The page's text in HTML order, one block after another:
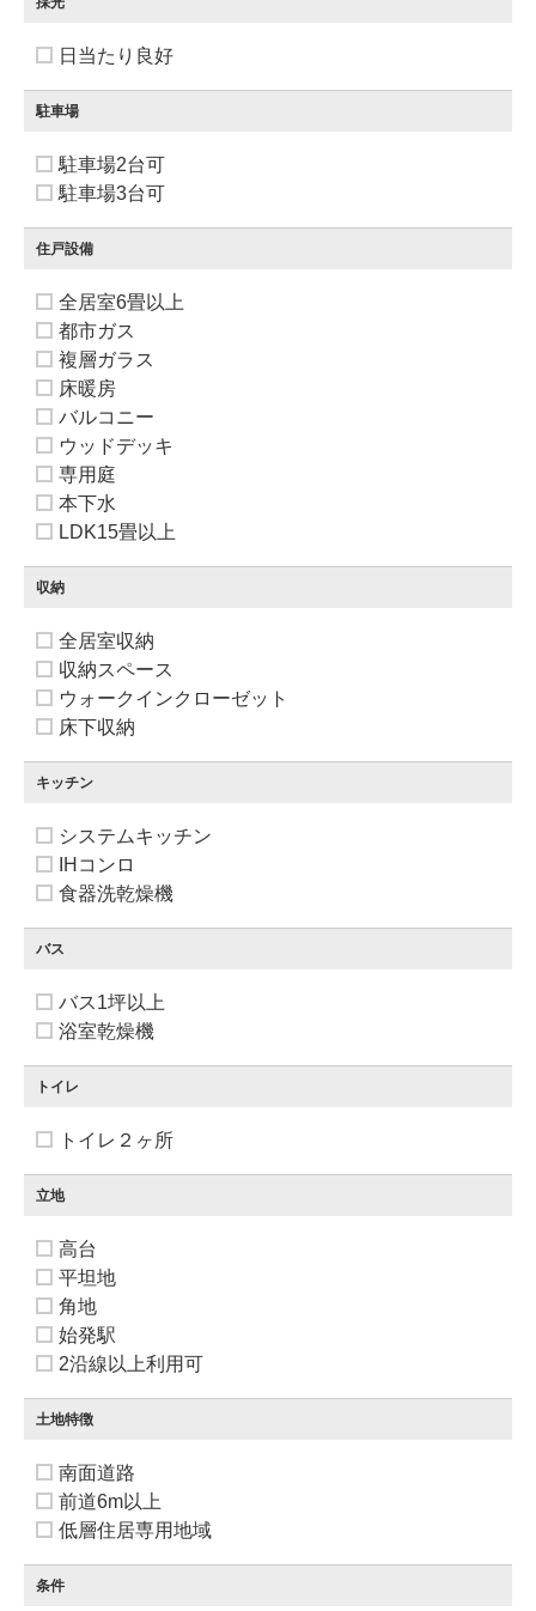
日当たり良好
駐車場
駐車場2台可
駐車場3台可
住戸設備
全居室6畳以上
都市ガス
複層ガラス
床暖房
バルコニー
ウッドデッキ
専用庭
本下水
LDK15畳以上
収納
全居室収納
収納スペース
ウォークインクローゼット
床下収納
キッチン
システムキッチン
IHコンロ
食器洗乾燥機
バス
バス1坪以上
浴室乾燥機
トイレ
トイレ２ヶ所
立地
高台
平坦地
角地
始発駅
2沿線以上利用可
土地特徴
南面道路
前道6m以上
低層住居専用地域
条件